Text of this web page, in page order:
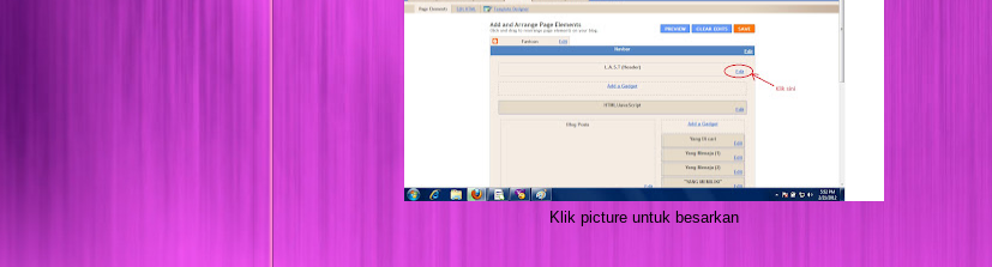
Klik picture untuk besarkan